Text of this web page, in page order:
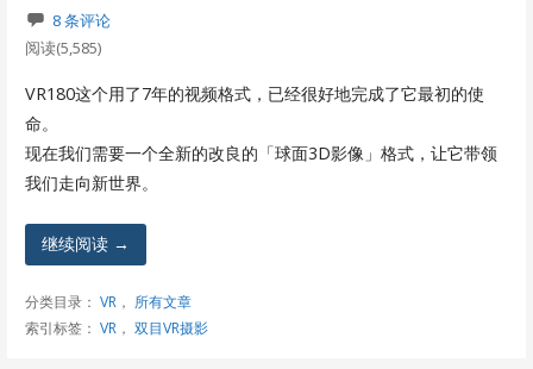
8 条评论
阅读(5,585)
VR180这个用了7年的视频格式，已经很好地完成了它最初的使
命。
现在我们需要一个全新的改良的「球面3D影像」格式，让它带领
我们走向新世界。
继续阅读 →
分类目录： VR， 所有文章
索引标签： VR， 双目VR摄影